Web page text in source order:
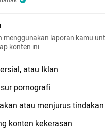
menggunakan laporan kamu
konten ini.
atau Iklan
pornografi
atau menjurus
konten kekerasan